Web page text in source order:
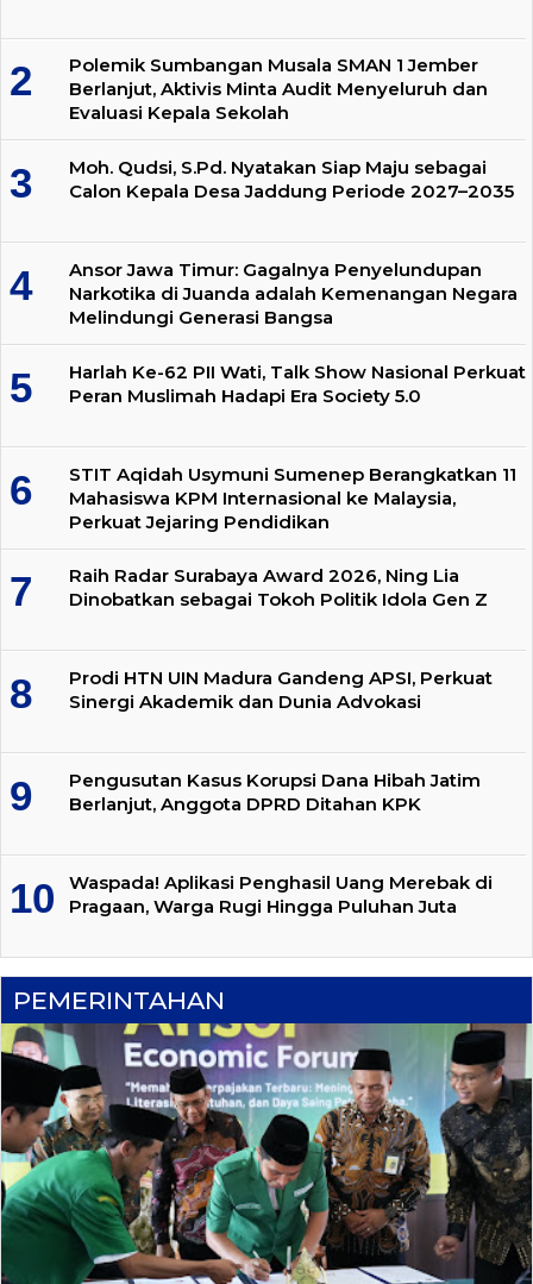
Polemik Sumbangan Musala SMAN 1 Jember
Berlanjut, Aktivis Minta Audit Menyeluruh dan
Evaluasi Kepala Sekolah
Moh. Qudsi, S.Pd. Nyatakan Siap Maju sebagai
Calon Kepala Desa Jaddung Periode 2027–2035
Ansor Jawa Timur: Gagalnya Penyelundupan
Narkotika di Juanda adalah Kemenangan Negara
Melindungi Generasi Bangsa
Harlah Ke-62 PII Wati, Talk Show Nasional Perkuat
Peran Muslimah Hadapi Era Society 5.0
STIT Aqidah Usymuni Sumenep Berangkatkan 11
Mahasiswa KPM Internasional ke Malaysia,
Perkuat Jejaring Pendidikan
Raih Radar Surabaya Award 2026, Ning Lia
Dinobatkan sebagai Tokoh Politik Idola Gen Z
Prodi HTN UIN Madura Gandeng APSI, Perkuat
Sinergi Akademik dan Dunia Advokasi
Pengusutan Kasus Korupsi Dana Hibah Jatim
Berlanjut, Anggota DPRD Ditahan KPK
Waspada! Aplikasi Penghasil Uang Merebak di
Pragaan, Warga Rugi Hingga Puluhan Juta
PEMERINTAHAN